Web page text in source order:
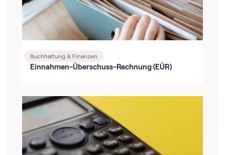
Buchhaltung & Finanzen
Einnahmen-Überschuss-Rechnung (EÜR)